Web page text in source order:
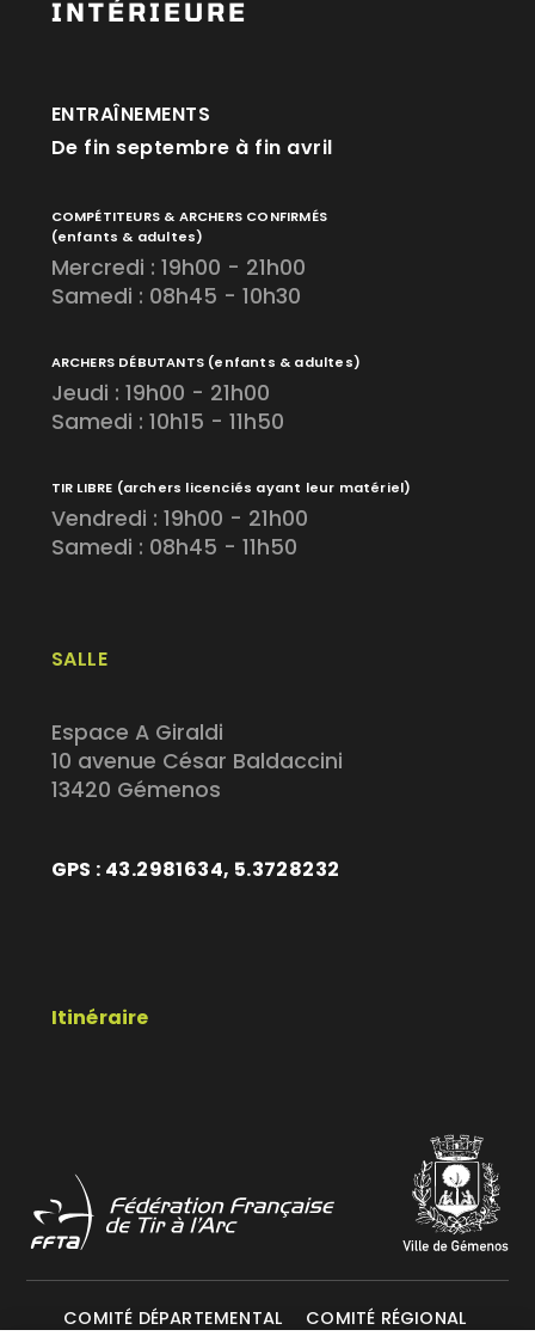
INTÉRIEURE
SALLE
Espace A Giraldi
10 avenue César Baldaccini
13420 Gémenos
GPS : 43.2981634, 5.3728232
Itinéraire
ENTRAÎNEMENTS
De fin septembre à fin avril
COMPÉTITEURS & ARCHERS CONFIRMÉS
(enfants & adultes)
Mercredi : 19h00 - 21h00
Samedi : 08h45 - 10h30
ARCHERS DÉBUTANTS (enfants & adultes)
Jeudi : 19h00 - 21h00
Samedi : 10h15 - 11h50
TIR LIBRE (archers licenciés ayant leur matériel)
Vendredi : 19h00 - 21h00
Samedi : 08h45 - 11h50
COMITÉ DÉPARTEMENTAL COMITÉ RÉGIONAL